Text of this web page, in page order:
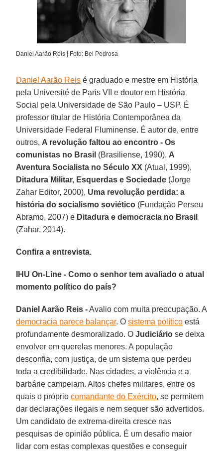
Daniel Aarão Reis | Foto: Bel Pedrosa
Daniel Aarão Reis é graduado e mestre em História
pela Université de Paris VII e doutor em História
Social pela Universidade de São Paulo – USP. É
professor titular de História Contemporânea da
Universidade Federal Fluminense. É autor de, entre
outros, A revolução faltou ao encontro - Os
comunistas no Brasil (Brasiliense, 1990), A
Aventura Socialista no Século XX (Atual, 1999),
Ditadura Militar, Esquerdas e Sociedade (Jorge
Zahar Editor, 2000), Uma revolução perdida: a
história do socialismo soviético (Fundação Perseu
Abramo, 2007) e Ditadura e democracia no Brasil
(Zahar, 2014).
Confira a entrevista.
IHU On-Line - Como o senhor tem avaliado o atual
momento político do país?
Daniel Aarão Reis -Avalio com muita preocupação. A
democracia parece balançar. Osistema político está
profundamente desmoralizado. OJudiciário se deixa
envolver em querelas menores. A população
desconfia, com justiça, de um sistema que perdeu
toda a credibilidade. Nas cidades, a violência e a
barbárie campeiam. Altos chefes militares, entre os
quais o própriocomandante do Exército, se permitem
dar declarações ilegais e nem sequer são advertidos.
Um candidato de extrema-direita cresce nas
pesquisas de opinião pública. É um desafio maior
lidar com estas complexas questões e conseguir